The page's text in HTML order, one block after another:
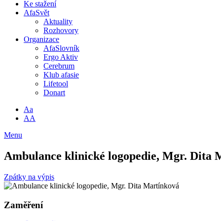
Ke stažení
AfaSvět
Aktuality
Rozhovory
Organizace
AfaSlovník
Ergo Aktiv
Cerebrum
Klub afasie
Lifetool
Donart
Aa
AA
Menu
Ambulance klinické logopedie, Mgr. Dita
Zpátky na výpis
Zaměření